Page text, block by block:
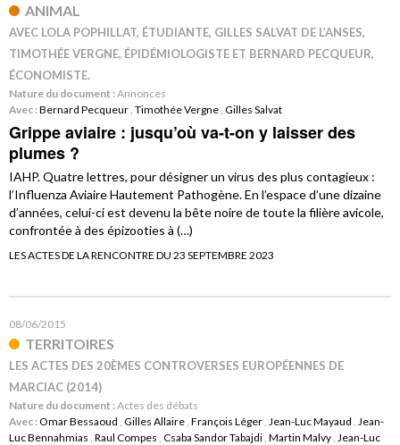
ANIMAL
AVEC LOLA POPHILLAT, ÉTUDIANTE, GILLES SALVAT DE L’ANSES,
TIMOTHÉE VERGNE, ÉPIDÉMIOLOGISTE ET BERNARD PECQUEUR,
ÉCONOMISTE.
Nature du document :Annonces
Avec :Bernard Pecqueur Timothée Vergne Gilles Salvat
Grippe aviaire : jusqu’où va-t-on y laisser des
plumes ?
IAHP. Quatre lettres, pour désigner un virus des plus contagieux :
l’Influenza Aviaire Hautement Pathogène. En l’espace d’une dizaine
d’années, celui-ci est devenu la bête noire de toute la filière avicole,
confrontée à des épizooties à (…)
LES ACTES DE LA RENCONTRE DU 23 SEPTEMBRE 2023
08/06/2015
TERRITOIRES
LES ACTES DES 20ÈMES CONTROVERSES EUROPÉENNES DE
MARCIAC (2014)
Nature du document :Actes des débats
Avec :Omar Bessaoud Gilles Allaire François Léger Jean-Luc Mayaud
Jean-
Luc Bennahmias Raul Compes Csaba Sandor Tabajdi Martin Malvy Jean-Luc